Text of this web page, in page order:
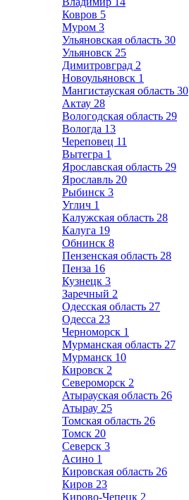
Ковров 5
Муром 3
Ульяновская область 30
Ульяновск 25
Димитровград 2
Новоульяновск 1
Мангистауская область 30
Актау 28
Вологодская область 29
Вологда 13
Череповец 11
Вытегра 1
Ярославская область 29
Ярославль 20
Рыбинск 3
Углич 1
Калужская область 28
Калуга 19
Обнинск 8
Пензенская область 28
Пенза 16
Кузнецк 3
Заречный 2
Одесская область 27
Одесса 23
Черноморск 1
Мурманская область 27
Мурманск 10
Кировск 2
Североморск 2
Атырауская область 26
Атырау 25
Томская область 26
Томск 20
Северск 3
Асино 1
Кировская область 26
Киров 23
Кирово-Чепецк 2